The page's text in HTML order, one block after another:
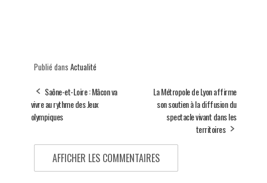
Publié dans Actualité
Saône-et-Loire : Mâcon va
vivre au rythme des Jeux
olympiques
La Métropole de Lyon affirme
son soutien à la diffusion du
spectacle vivant dans les
territoires
AFFICHER LES COMMENTAIRES